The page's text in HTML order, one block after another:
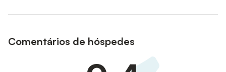
Comentários de hóspedes